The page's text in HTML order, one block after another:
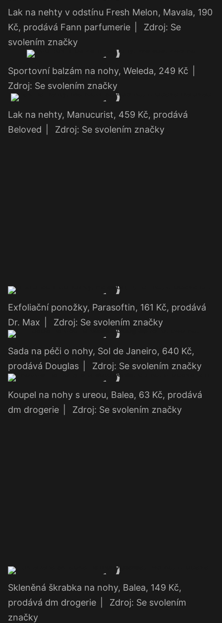
Lak na nehty v odstínu Fresh Melon, Mavala, 190
Kč, prodává Fann parfumerie
Zdroj: Se
svolením značky
Sportovní balzám na nohy, Weleda, 249 Kč
Zdroj: Se svolením značky
Lak na nehty, Manucurist, 459 Kč, prodává
Beloved
Zdroj: Se svolením značky
Exfoliační ponožky, Parasoftin, 161 Kč, prodává
Dr. Max
Zdroj: Se svolením značky
Sada na péči o nohy, Sol de Janeiro, 640 Kč,
prodává Douglas
Zdroj: Se svolením značky
Koupel na nohy s ureou, Balea, 63 Kč, prodává
dm drogerie
Zdroj: Se svolením značky
Skleněná škrabka na nohy, Balea, 149 Kč,
prodává dm drogerie
Zdroj: Se svolením
značky